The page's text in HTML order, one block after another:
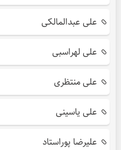
علی عبدالمالکی
علی لهراسبی
علی منتظری
علی یاسینی
علیرضا پوراستاد